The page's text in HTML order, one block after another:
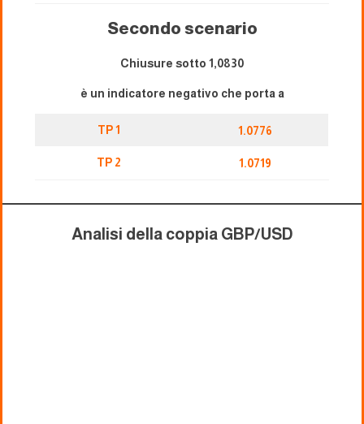
Secondo scenario
Chiusure sotto 1,0830
è un indicatore negativo che porta a
TP 1 1.0776
TP 2 1.0719
Analisi della coppia GBP/USD